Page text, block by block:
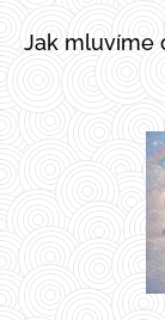
Jak mluvíme